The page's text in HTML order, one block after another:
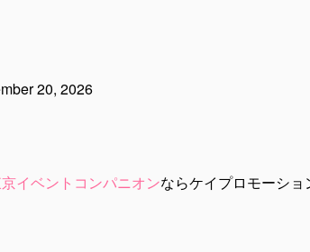
20, 2026
イベントコンパニオンならケイプロモーショ